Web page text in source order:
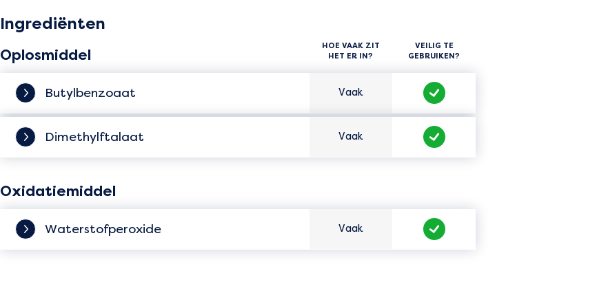
Ingrediënten
HOE VAAK ZIT
HET ER IN?
VEILIG TE
GEBRUIKEN?
Oplosmiddel
Butylbenzoaat Hoe vaak zit het er in?
Vaak
Veilig te gebruiken?
Dimethylftalaat Hoe vaak zit het er in?
Vaak
Veilig te gebruiken?
Oxidatiemiddel
Waterstofperoxide Hoe vaak zit het er in?
Vaak
Veilig te gebruiken?